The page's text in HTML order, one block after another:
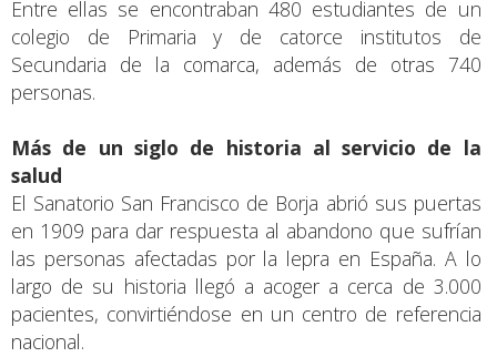
Entre ellas se encontraban 480 estudiantes de un
colegio de Primaria y de catorce institutos de
Secundaria de la comarca, además de otras 740
personas.
Más de un siglo de historia al servicio de la
salud
El Sanatorio San Francisco de Borja abrió sus puertas
en 1909 para dar respuesta al abandono que sufrían
las personas afectadas por la lepra en España. A lo
largo de su historia llegó a acoger a cerca de 3.000
pacientes, convirtiéndose en un centro de referencia
nacional.